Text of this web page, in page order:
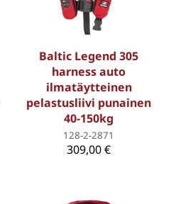
Baltic Legend 305
harness auto
ilmatäytteinen
pelastusliivi punainen
40-150kg
128-2-2871
309,00 €